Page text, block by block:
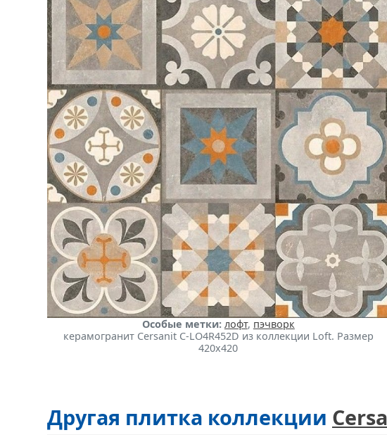
Особые метки: лофт, пэчворк
керамогранит Cersanit C-LO4R452D из коллекции Loft. Размер
420x420
Другая плитка коллекции